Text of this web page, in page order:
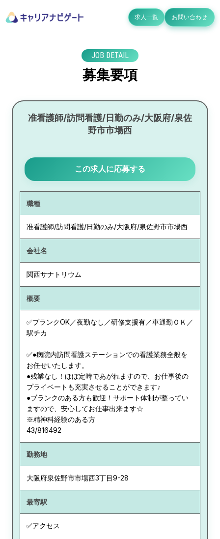
求人一覧 お問い合わせ
JOB DETAIL
募集要項
准看護師/訪問看護/日勤のみ/大阪府/泉佐
野市市場西
この求人に応募する
職種
准看護師/訪問看護/日勤のみ/大阪府/泉佐野市市場西
会社名
関西サナトリウム
概要
✅ブランクOK／夜勤なし／研修支援有／車通勤ＯＫ／
駅チカ
✅●病院内訪問看護ステーションでの看護業務全般を
お任せいたします。
●残業なし！ほぼ定時であがれますので、お仕事後の
プライベートも充実させることができます♪
●ブランクのある方も歓迎！サポート体制が整ってい
ますので、安心してお仕事出来ます☆
※精神科経験のある方
43/816492
勤務地
大阪府泉佐野市市場西3丁目9-28
最寄駅
✅アクセス